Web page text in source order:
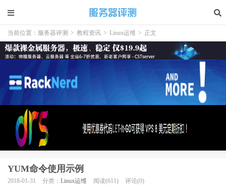
当前位置： 服务器评测 > 教程资讯 > Linux运维 > 正文
YUM命令使用示例
2018-01-31 分类： Linux运维 阅读(611) 评论(0)